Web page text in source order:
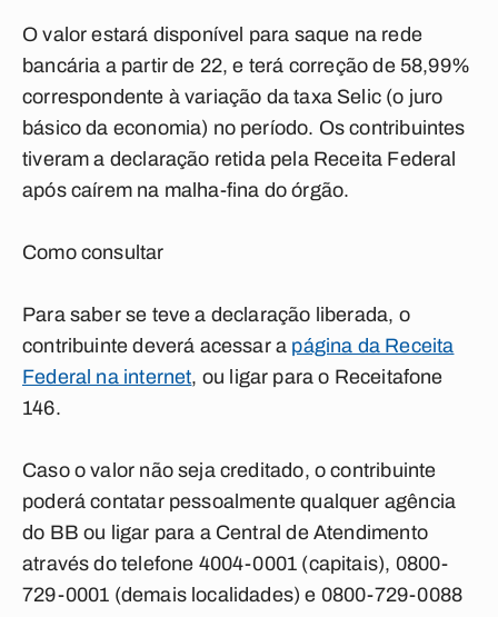
O valor estará disponível para saque na rede
bancária a partir de 22, e terá correção de 58,99%
correspondente à variação da taxa Selic (o juro
básico da economia) no período. Os contribuintes
tiveram a declaração retida pela Receita Federal
após caírem na malha-fina do órgão.
Como consultar
Para saber se teve a declaração liberada, o
contribuinte deverá acessar a página da Receita
Federal na internet, ou ligar para o Receitafone
146.
Caso o valor não seja creditado, o contribuinte
poderá contatar pessoalmente qualquer agência
do BB ou ligar para a Central de Atendimento
através do telefone 4004-0001 (capitais), 0800-
729-0001 (demais localidades) e 0800-729-0088